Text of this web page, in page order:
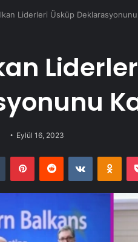
Liderleri Üsküp
Eylül 16, 2023
Tumblr PinterestReddit VKontakte